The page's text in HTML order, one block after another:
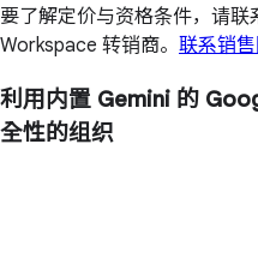
要了解定价与资格条件，请
Workspace 转销商。 联系销
利用内置 Gemini 的
全性的组织